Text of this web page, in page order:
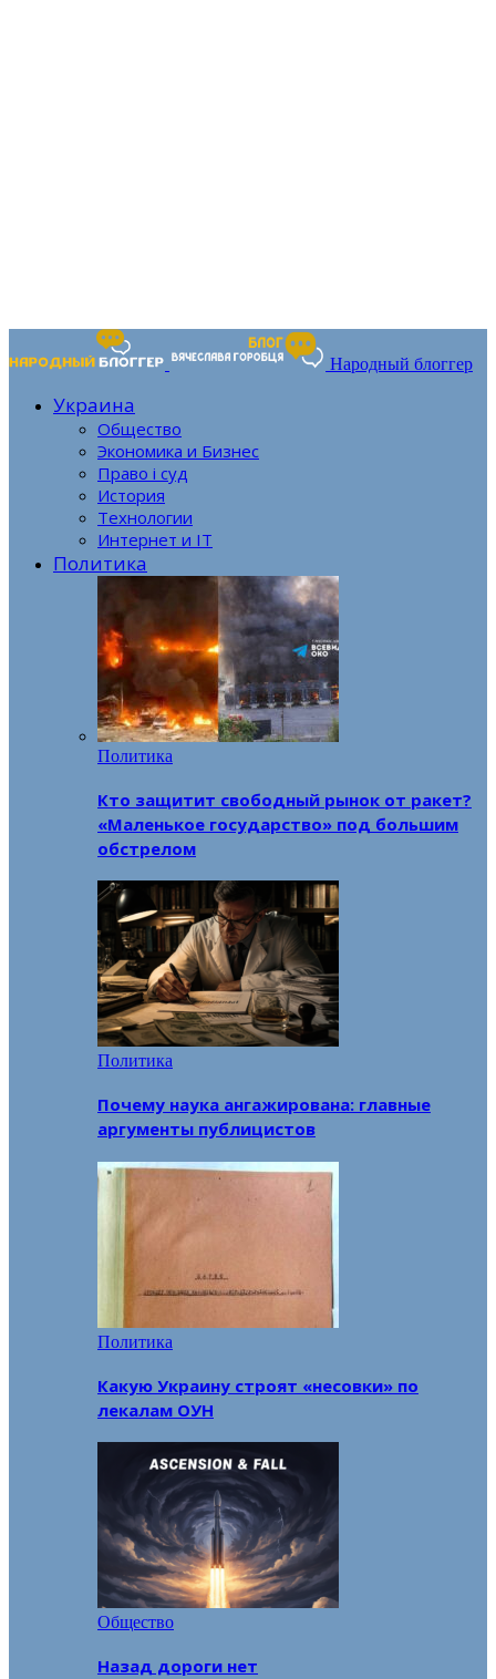
Народный блоггер
Украина
Общество
Экономика и Бизнес
Право і суд
История
Технологии
Интернет и IT
Политика
Политика
Кто защитит свободный рынок от ракет?
«Маленькое государство» под большим
обстрелом
Политика
Почему наука ангажирована: главные
аргументы публицистов
Политика
Какую Украину строят «несовки» по
лекалам ОУН
Общество
Назад дороги нет